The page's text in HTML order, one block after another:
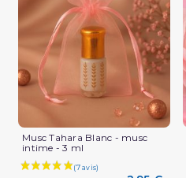
(1 avis)
Musc Tahara Blanc - musc
intime - 3 ml